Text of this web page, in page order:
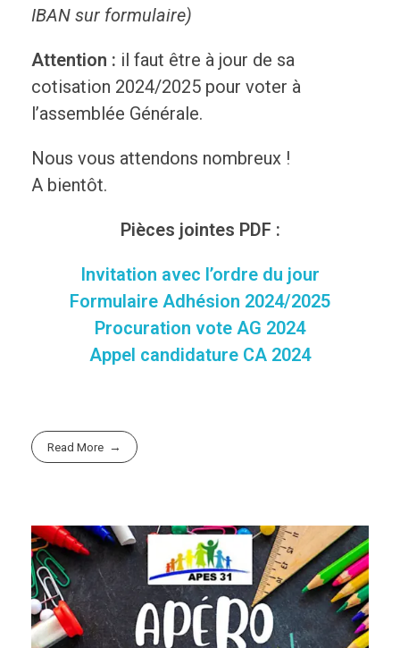
IBAN sur formulaire)
Attention : il faut être à jour de sa
cotisation 2024/2025 pour voter à
l’assemblée Générale.
Nous vous attendons nombreux !
A bientôt.
Pièces jointes PDF :
Invitation avec l’ordre du jour
Formulaire Adhésion 2024/2025
Procuration vote AG 2024
Appel candidature CA 2024
Read More